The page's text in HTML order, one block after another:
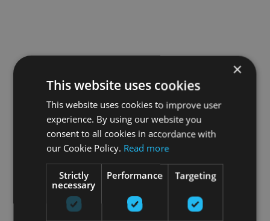
×
This website uses cookies
This website uses cookies to improve user
experience. By using our website you
consent to all cookies in accordance with
our Cookie Policy. Read more
Strictly
necessary
Performance Targeting